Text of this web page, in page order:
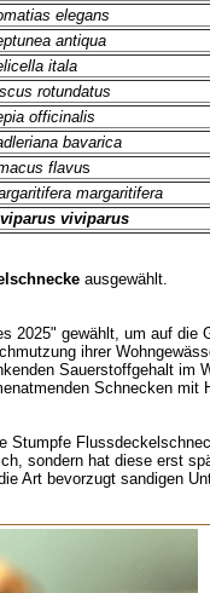
elegans
antiqua
itala
rotundatus
officinalis
bavarica
flavus
margaritifera
viviparus
ausgewählt.
2025" gewählt, um auf die
ihrer
Sauerstoffgehalt im
Schnecken mit
Stumpfe
sondern hat diese erst
Art bevorzugt sandigen